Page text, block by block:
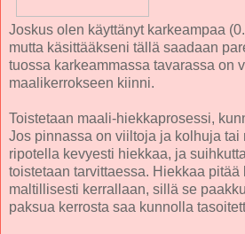
Joskus olen käyttänyt karkeampaa
mutta käsittääkseni tällä saadaan
tuossa karkeammassa tavarassa on
maalikerrokseen kiinni.
Toistetaan maali-hiekkaprosessi,
Jos pinnassa on viiltoja ja kolhuja
ripotella kevyesti hiekkaa, ja
toistetaan tarvittaessa. Hiekkaa pitää
maltillisesti kerrallaan, sillä se
paksua kerrosta saa kunnolla